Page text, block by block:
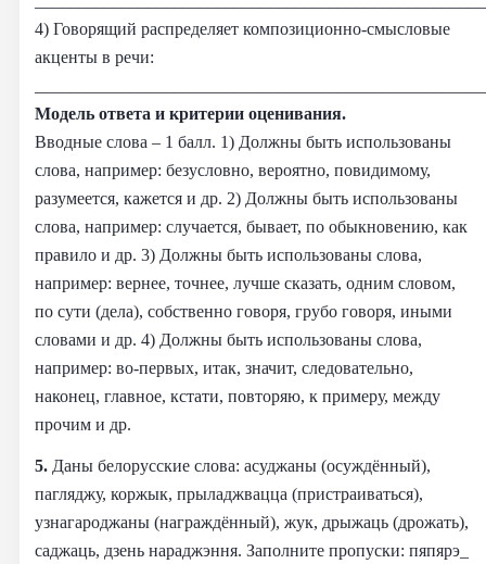
4) Говорящий распределяет композиционно-смысловые
акценты в речи:
Модель ответа и критерии оценивания.
Вводные слова – 1 балл. 1) Должны быть использованы
слова, например: безусловно, вероятно, повидимому,
разумеется, кажется и др. 2) Должны быть использованы
слова, например: случается, бывает, по обыкновению, как
правило и др. 3) Должны быть использованы слова,
например: вернее, точнее, лучше сказать, одним словом,
по сути (дела), собственно говоря, грубо говоря, иными
словами и др. 4) Должны быть использованы слова,
например: во-первых, итак, значит, следовательно,
наконец, главное, кстати, повторяю, к примеру, между
прочим и др.
5. Даны белорусские слова: асуджаны (осуждённый),
пагляджу, коржык, прыладжвацца (пристраиваться),
узнагароджаны (награждённый), жук, дрыжаць (дрожать),
саджаць, дзень нараджэння. Заполните пропуски: пяпярэ_